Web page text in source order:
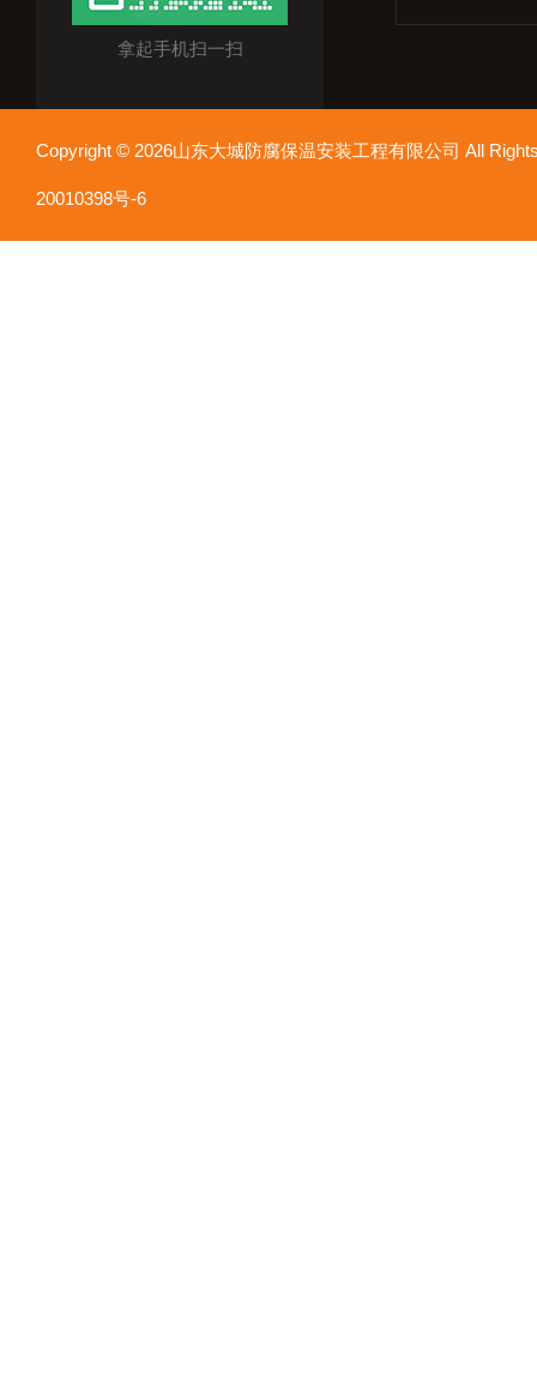
拿起手机扫一扫
Copyright © 2026山东大城防腐保温安装工程有限公司 All
20010398号-6